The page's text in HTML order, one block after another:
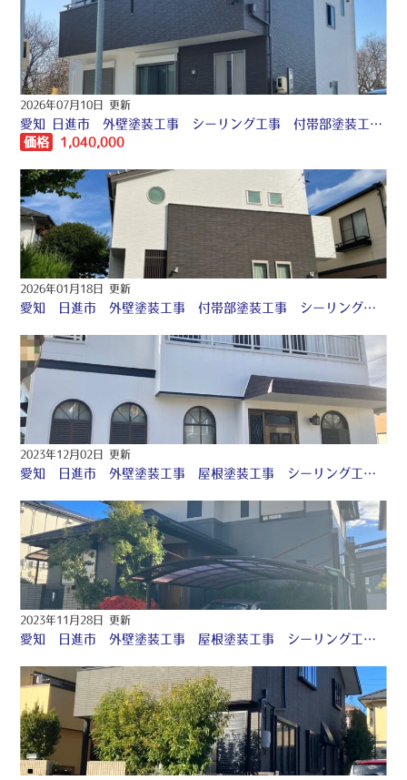
2026年07月10日 更新
愛知 日進市 外壁塗装工事 シーリング工事 付帯部塗装工事 〇
価格
1,040,000
2026年01月18日 更新
愛知 日進市 外壁塗装工事 付帯部塗装工事 シーリング工事 ♤
2023年12月02日 更新
愛知 日進市 外壁塗装工事 屋根塗装工事 シーリング工事 付帯部塗装工事 防水工事 ♤
2023年11月28日 更新
愛知 日進市 外壁塗装工事 屋根塗装工事 シーリング工事 付帯部塗装工事 ♤